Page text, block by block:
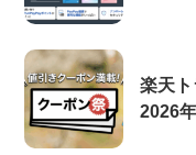
楽天ト
2026